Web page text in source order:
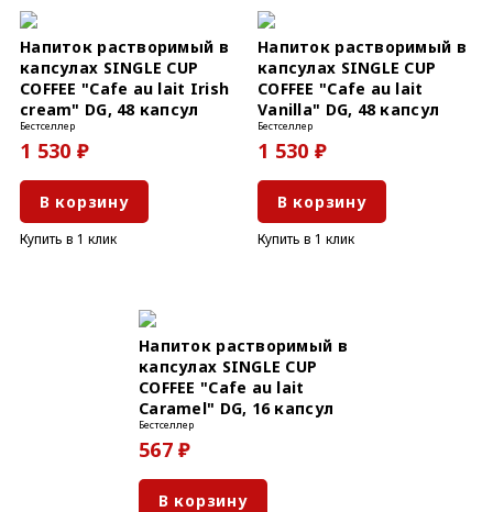
Напиток растворимый в
капсулах SINGLE CUP
COFFEE "Cafe au lait Irish
cream" DG, 48 капсул
Бестселлер
1 530 ₽
В корзину
Купить в 1 клик
Напиток растворимый в
капсулах SINGLE CUP
COFFEE "Cafe au lait
Vanilla" DG, 48 капсул
Бестселлер
1 530 ₽
В корзину
Купить в 1 клик
Напиток растворимый в
капсулах SINGLE CUP
COFFEE "Cafe au lait
Caramel" DG, 16 капсул
Бестселлер
567 ₽
В корзину